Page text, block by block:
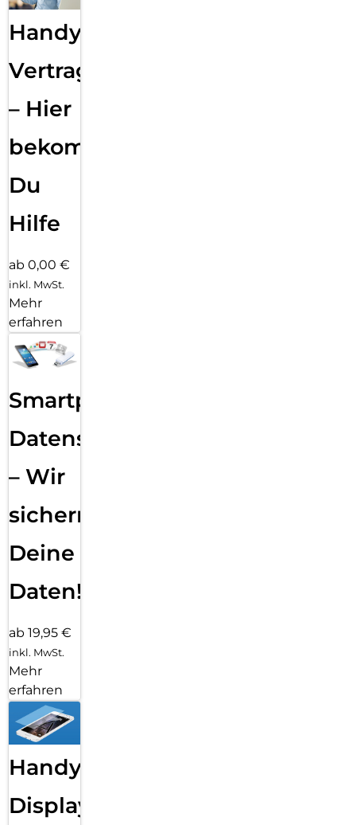
Handy
Vertragsabwicklung
– Hier
bekommst
Du
Hilfe
ab 0,00 €
inkl. MwSt.
Mehr
erfahren
Smartphone
Datensicherung
– Wir
sichern
Deine
Daten!
ab 19,95 €
inkl. MwSt.
Mehr
erfahren
Handy
Displayfolie